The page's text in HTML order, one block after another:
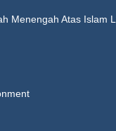
Menengah Atas Islam